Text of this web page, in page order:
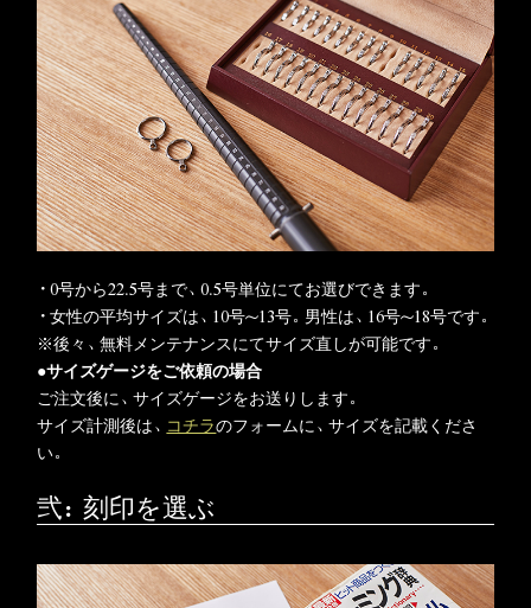
・0号から22.5号まで、0.5号単位にてお選びできます。
・女性の平均サイズは、10号～13号。男性は、16号～18号です。
※後々、無料メンテナンスにてサイズ直しが可能です。
●サイズゲージをご依頼の場合
ご注文後に、サイズゲージをお送りします。
サイズ計測後は、 コチラのフォームに、サイズを記載くださ
い。
弐：刻印を選ぶ